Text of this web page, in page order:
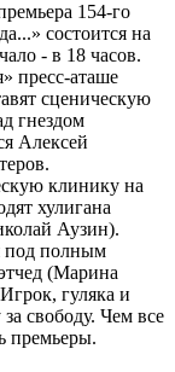
154-го
состоится на
- в 18 часов.
пресс-аташе
сценическую
гнездом
Алексей
клинику на
хулигана
Аузин).
под полным
(Марина
гуляка и
свободу. Чем все
премьеры.